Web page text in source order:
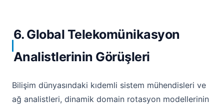
6. Global Telekomünikasyon
Analistlerinin Görüşleri
Bilişim dünyasındaki kıdemli sistem mühendisleri ve
ağ analistleri, dinamik domain rotasyon modellerinin